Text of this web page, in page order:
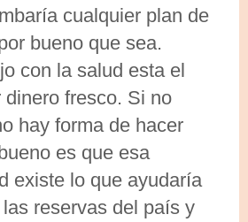
cualquier plan de
bueno que sea.
con la salud esta el
dinero fresco. Si no
hay forma de hacer
es que esa
existe lo que ayudaría
reservas del país y